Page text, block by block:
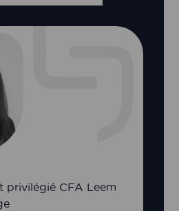
privilégié CFA Leem